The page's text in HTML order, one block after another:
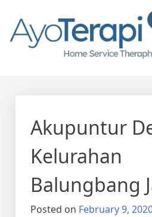
content
Ayo Terapi
Akupuntur
Kelurahan
Balungbang
Posted on February 9,